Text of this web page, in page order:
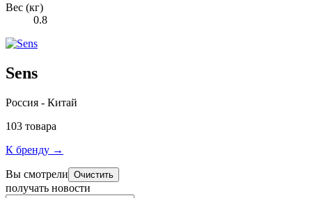
Вес (кг)
0.8
Sens
Россия - Китай
103 товара
К бренду →
Вы смотрели Очистить
получать новости